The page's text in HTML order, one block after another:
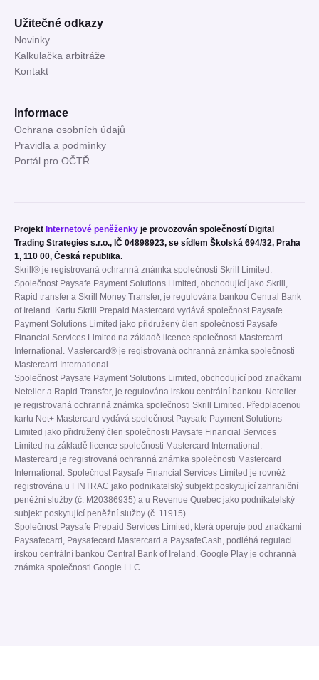
Užitečné odkazy
Novinky
Kalkulačka arbitráže
Kontakt
Informace
Ochrana osobních údajů
Pravidla a podmínky
Portál pro OČTŘ
Projekt Internetové peněženky je provozován společností Digital
Trading Strategies s.r.o., IČ 04898923, se sídlem Školská 694/32, Praha
1, 110 00, Česká republika.
Skrill® je registrovaná ochranná známka společnosti Skrill Limited.
Společnost Paysafe Payment Solutions Limited, obchodující jako Skrill,
Rapid transfer a Skrill Money Transfer, je regulována bankou Central Bank
of Ireland. Kartu Skrill Prepaid Mastercard vydává společnost Paysafe
Payment Solutions Limited jako přidružený člen společnosti Paysafe
Financial Services Limited na základě licence společnosti Mastercard
International. Mastercard® je registrovaná ochranná známka společnosti
Mastercard International.
Společnost Paysafe Payment Solutions Limited, obchodující pod značkami
Neteller a Rapid Transfer, je regulována irskou centrální bankou. Neteller
je registrovaná ochranná známka společnosti Skrill Limited. Předplacenou
kartu Net+ Mastercard vydává společnost Paysafe Payment Solutions
Limited jako přidružený člen společnosti Paysafe Financial Services
Limited na základě licence společnosti Mastercard International.
Mastercard je registrovaná ochranná známka společnosti Mastercard
International. Společnost Paysafe Financial Services Limited je rovněž
registrována u FINTRAC jako podnikatelský subjekt poskytující zahraniční
peněžní služby (č. M20386935) a u Revenue Quebec jako podnikatelský
subjekt poskytující peněžní služby (č. 11915).
Společnost Paysafe Prepaid Services Limited, která operuje pod značkami
Paysafecard, Paysafecard Mastercard a PaysafeCash, podléhá regulaci
irskou centrální bankou Central Bank of Ireland. Google Play je ochranná
známka společnosti Google LLC.